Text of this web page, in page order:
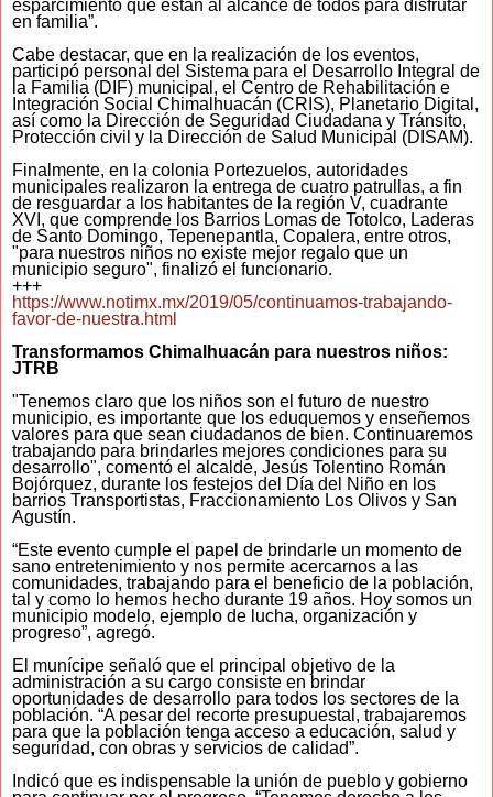
esparcimiento que están al alcance de todos para disfrutar
en familia”.
Cabe destacar, que en la realización de los eventos,
participó personal del Sistema para el Desarrollo Integral de
la Familia (DIF) municipal, el Centro de Rehabilitación e
Integración Social Chimalhuacán (CRIS), Planetario Digital,
así como la Dirección de Seguridad Ciudadana y Tránsito,
Protección civil y la Dirección de Salud Municipal (DISAM).
Finalmente, en la colonia Portezuelos, autoridades
municipales realizaron la entrega de cuatro patrullas, a fin
de resguardar a los habitantes de la región V, cuadrante
XVI, que comprende los Barrios Lomas de Totolco, Laderas
de Santo Domingo, Tepenepantla, Copalera, entre otros,
"para nuestros niños no existe mejor regalo que un
municipio seguro", finalizó el funcionario.
+++
https://www.notimx.mx/2019/05/continuamos-trabajando-
favor-de-nuestra.html
Transformamos Chimalhuacán para nuestros niños:
JTRB
"Tenemos claro que los niños son el futuro de nuestro
municipio, es importante que los eduquemos y enseñemos
valores para que sean ciudadanos de bien. Continuaremos
trabajando para brindarles mejores condiciones para su
desarrollo", comentó el alcalde, Jesús Tolentino Román
Bojórquez, durante los festejos del Día del Niño en los
barrios Transportistas, Fraccionamiento Los Olivos y San
Agustín.
“Este evento cumple el papel de brindarle un momento de
sano entretenimiento y nos permite acercarnos a las
comunidades, trabajando para el beneficio de la población,
tal y como lo hemos hecho durante 19 años. Hoy somos un
municipio modelo, ejemplo de lucha, organización y
progreso”, agregó.
El munícipe señaló que el principal objetivo de la
administración a su cargo consiste en brindar
oportunidades de desarrollo para todos los sectores de la
población. “A pesar del recorte presupuestal, trabajaremos
para que la población tenga acceso a educación, salud y
seguridad, con obras y servicios de calidad”.
Indicó que es indispensable la unión de pueblo y gobierno